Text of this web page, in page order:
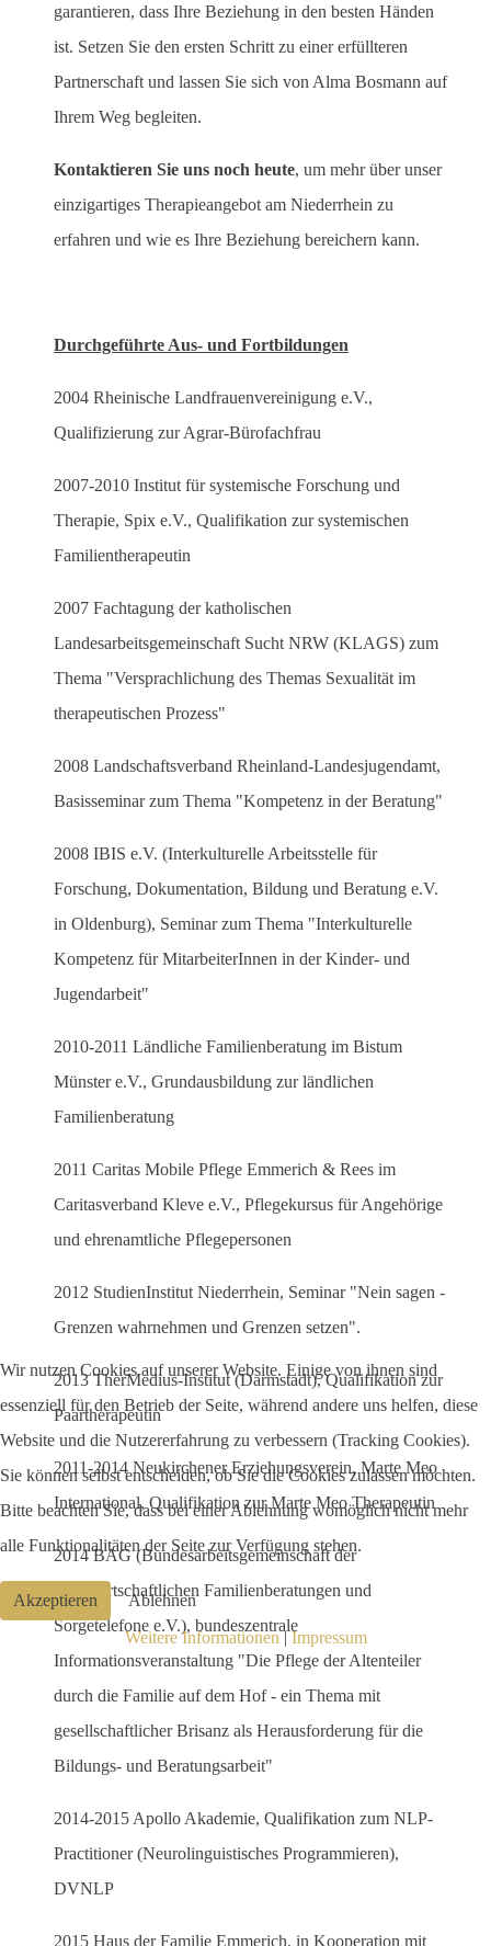
garantieren, dass Ihre Beziehung in den besten Händen
ist. Setzen Sie den ersten Schritt zu einer erfüllteren
Partnerschaft und lassen Sie sich von Alma Bosmann auf
Ihrem Weg begleiten.
Kontaktieren Sie uns noch heute, um mehr über unser
einzigartiges Therapieangebot am Niederrhein zu
erfahren und wie es Ihre Beziehung bereichern kann.
Durchgeführte Aus- und Fortbildungen
2004 Rheinische Landfrauenvereinigung e.V.,
Qualifizierung zur Agrar-Bürofachfrau
2007-2010 Institut für systemische Forschung und
Therapie, Spix e.V., Qualifikation zur systemischen
Familientherapeutin
2007 Fachtagung der katholischen
Landesarbeitsgemeinschaft Sucht NRW (KLAGS) zum
Thema "Versprachlichung des Themas Sexualität im
therapeutischen Prozess"
2008 Landschaftsverband Rheinland-Landesjugendamt,
Basisseminar zum Thema "Kompetenz in der Beratung"
2008 IBIS e.V. (Interkulturelle Arbeitsstelle für
Forschung, Dokumentation, Bildung und Beratung e.V.
in Oldenburg), Seminar zum Thema "Interkulturelle
Kompetenz für MitarbeiterInnen in der Kinder- und
Jugendarbeit"
2010-2011 Ländliche Familienberatung im Bistum
Münster e.V., Grundausbildung zur ländlichen
Familienberatung
2011 Caritas Mobile Pflege Emmerich & Rees im
Caritasverband Kleve e.V., Pflegekursus für Angehörige
und ehrenamtliche Pflegepersonen
2012 StudienInstitut Niederrhein, Seminar "Nein sagen -
Grenzen wahrnehmen und Grenzen setzen".
2013 TherMedius-Institut (Darmstadt), Qualifikation zur
Paartherapeutin
2011-2014 Neukirchener Erziehungsverein, Marte Meo
International, Qualifikation zur Marte Meo Therapeutin
2014 BAG (Bundesarbeitsgemeinschaft der
Landwirtschaftlichen Familienberatungen und
Sorgetelefone e.V.), bundeszentrale
Informationsveranstaltung "Die Pflege der Altenteiler
durch die Familie auf dem Hof - ein Thema mit
gesellschaftlicher Brisanz als Herausforderung für die
Bildungs- und Beratungsarbeit"
2014-2015 Apollo Akademie, Qualifikation zum NLP-
Practitioner (Neurolinguistisches Programmieren),
DVNLP
2015 Haus der Familie Emmerich, in Kooperation mit
Wir nutzen Cookies auf unserer Website. Einige von ihnen sind
essenziell für den Betrieb der Seite, während andere uns helfen, diese
Website und die Nutzererfahrung zu verbessern (Tracking Cookies).
Sie können selbst entscheiden, ob Sie die Cookies zulassen möchten.
Bitte beachten Sie, dass bei einer Ablehnung womöglich nicht mehr
alle Funktionalitäten der Seite zur Verfügung stehen.
Akzeptieren
Ablehnen
Weitere Informationen|Impressum